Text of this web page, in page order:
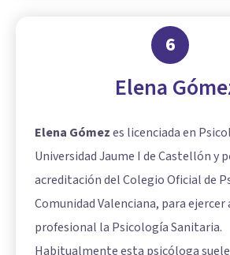
6
Elena
Elena Gómezes licenciada en
Universidad Jaume I de Castellón y
acreditación del Colegio Oficial de
Comunidad Valenciana, para ejercer
profesional la Psicología Sanitaria.
Habitualmente esta psicóloga